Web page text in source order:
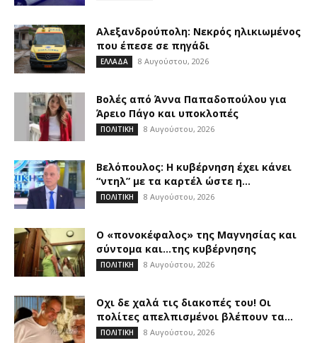
Αλεξανδρούπολη: Νεκρός ηλικιωμένος
που έπεσε σε πηγάδι
ΕΛΛΑΔΑ 8 Αυγούστου, 2026
Βολές από Άννα Παπαδοπούλου για
Άρειο Πάγο και υποκλοπές
ΠΟΛΙΤΙΚΗ 8 Αυγούστου, 2026
Βελόπουλος: Η κυβέρνηση έχει κάνει
“ντηλ” με τα καρτέλ ώστε η...
ΠΟΛΙΤΙΚΗ 8 Αυγούστου, 2026
Ο «πονοκέφαλος» της Μαγνησίας και
σύντομα και…της κυβέρνησης
ΠΟΛΙΤΙΚΗ 8 Αυγούστου, 2026
Οχι δε χαλά τις διακοπές του! Οι
πολίτες απελπισμένοι βλέπουν τα...
ΠΟΛΙΤΙΚΗ 8 Αυγούστου, 2026